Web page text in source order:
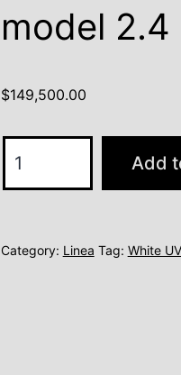
model 2.4
$149,500.00
2.4
Add
Category: Linea Tag: White UV